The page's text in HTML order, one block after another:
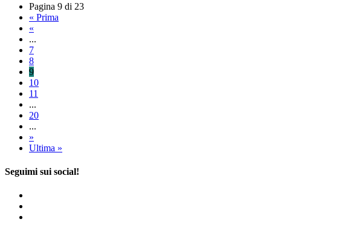
Pagina 9 di 23
« Prima
«
...
7
8
9
10
11
...
20
...
»
Ultima »
Seguimi sui social!